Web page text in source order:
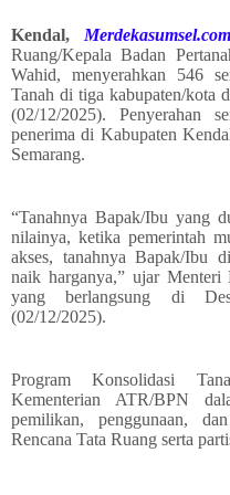
Kendal, Merdekasumsel.com
Ruang/Kepala Badan
Wahid, menyerahkan 546
Tanah di tiga kabupaten/kota
(02/12/2025). Penyerahan
penerima di Kabupaten
Semarang.
“Tanahnya Bapak/Ibu yang
nilainya, ketika pemerintah
akses, tanahnya Bapak/Ibu
naik harganya,” ujar Menteri
yang berlangsung di
(02/12/2025).
Program Konsolidasi
Kementerian ATR/BPN
pemilikan, penggunaan,
Rencana Tata Ruang serta